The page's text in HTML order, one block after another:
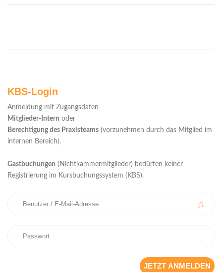
KBS-Login
Anmeldung mit Zugangsdaten
Mitglieder-Intern oder
Berechtigung des Praxisteams (vorzunehmen durch das Mitglied im
internen Bereich).
Gastbuchungen (Nichtkammermitglieder) bedürfen keiner
Registrierung im Kursbuchungssystem (KBS).